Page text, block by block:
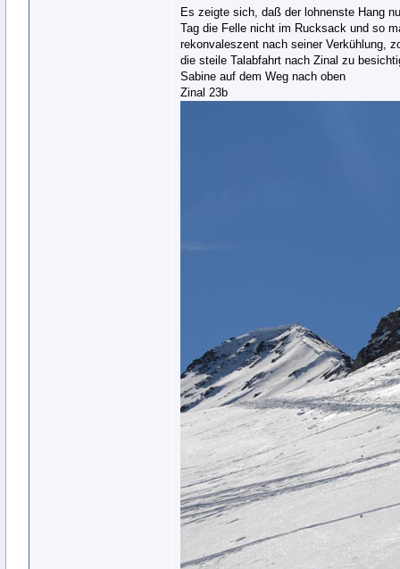
Es zeigte sich, daß der lohnenste Hang
Tag die Felle nicht im Rucksack und so
rekonvaleszent nach seiner Verkühlung,
die steile Talabfahrt nach Zinal zu
Sabine auf dem Weg nach oben
Zinal 23b